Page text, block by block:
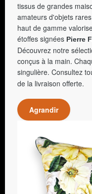
tissus de grandes
amateurs d'objets
haut de gamme
étoffes signées Pierre
Découvrez notre
conçus à la main.
singulière. Consultez
de la livraison offerte.
Agrandir